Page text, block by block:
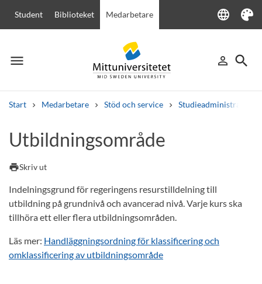
Student Biblioteket Medarbetare language
Language
Tema
menu
Meny person_outline
Logga in
search
Sök
Start Medarbetare Stöd och service Studieadministration
Andra söktjänster
Kurser och program
Utbildningsområde
printSkriv ut
Indelningsgrund för regeringens resurstilldelning till
utbildning på grundnivå och avancerad nivå. Varje kurs ska
tillhöra ett eller flera utbildningsområden.
Läs mer: Handläggningsordning för klassificering och
omklassificering av utbildningsområde